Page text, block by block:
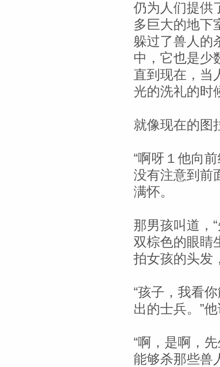
仍为人们提供
多巨大的地下
躲过了兽人的
中，它也是少
直到现在，当
光的洗礼的时
就像现在的图
“啊呀１他向
没有注意到前
满怀。
那男孩叫道，
双棕色的眼睛
拍女孩的头发
“孩子，我看
出的士兵。”
“啊，是啊，
能够杀那些兽